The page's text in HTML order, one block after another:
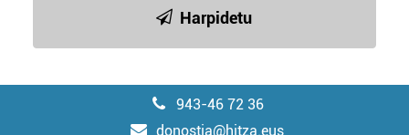
Harpidetu
943-46 72 36
donostia@hitza.eus